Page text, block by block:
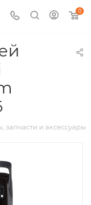
0
запчасти и аксессуары